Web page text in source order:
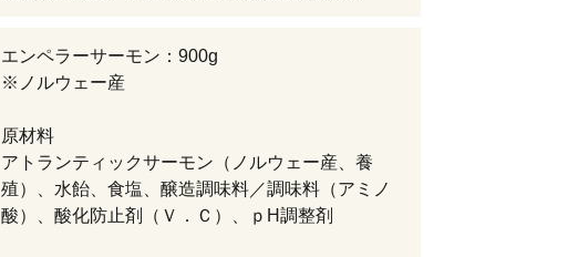
エンペラーサーモン：900g
※ノルウェー産
原材料
アトランティックサーモン（ノルウェー産、養
殖）、水飴、食塩、醸造調味料／調味料（アミノ
酸）、酸化防止剤（Ｖ．Ｃ）、ｐH調整剤